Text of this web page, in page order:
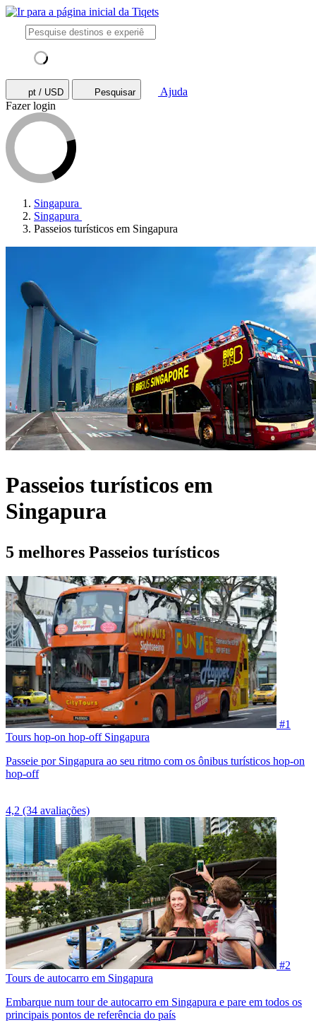
pt / USD Pesquisar
Ajuda
Fazer login
Singapura
Singapura
Passeios turísticos em Singapura
Passeios turísticos em
Singapura
5 melhores Passeios turísticos
#1
Tours hop-on hop-off Singapura
Passeie por Singapura ao seu ritmo com os ônibus turísticos hop-on
hop-off
4,2 (34 avaliações)
#2
Tours de autocarro em Singapura
Embarque num tour de autocarro em Singapura e pare em todos os
principais pontos de referência do país